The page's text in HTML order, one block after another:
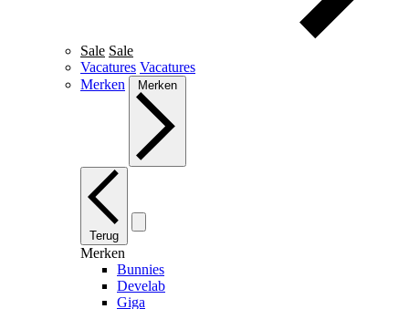
Sale Sale
Vacatures Vacatures
Merken
Merken
Terug
Merken
Bunnies
Develab
Giga